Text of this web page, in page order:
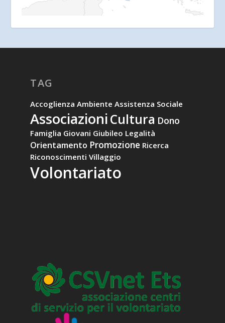
TAG
Accoglienza Ambiente Assistenza Sociale
AssociazioniCultura Dono
Famiglia Giovani Giubileo Legalità
Orientamento Promozione Ricerca
Riconoscimenti Villaggio
Volontariato